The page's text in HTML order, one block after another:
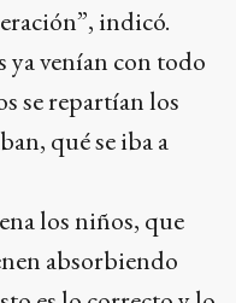
indicó.
ya venían con todo
se repartían los
qué se iba a
los niños, que
absorbiendo